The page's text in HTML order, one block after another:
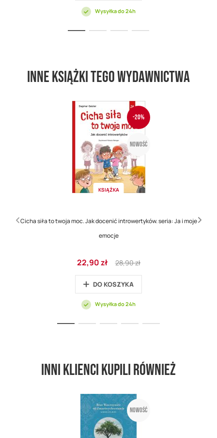
Wysyłka do 24h
Inne książki tego wydawnictwa
-20%
Nowość
KSIĄŻKA
Cicha siła to twoja moc. Jak docenić introwertyków. seria: Ja i moje
emocje
Cena
promocyjna
22,90 zł
Regular
Price
28,90 zł
DO KOSZYKA
Wysyłka do 24h
Inni klienci kupili również
Nowość